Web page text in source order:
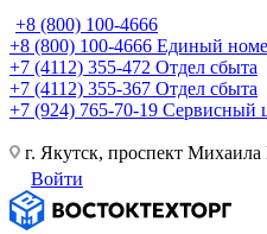
+8 (800) 100-4666
+8 (800) 100-4666 Единый
+7 (4112) 355-472 Отдел сбыта
+7 (4112) 355-367 Отдел сбыта
+7 (924) 765-70-19 Сервисный
г. Якутск, проспект Михаила
Войти